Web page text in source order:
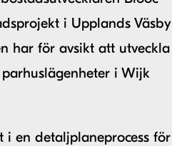
i Upplands Väsby
har för avsikt att utveckla
i Wijk
en detaljplaneprocess för